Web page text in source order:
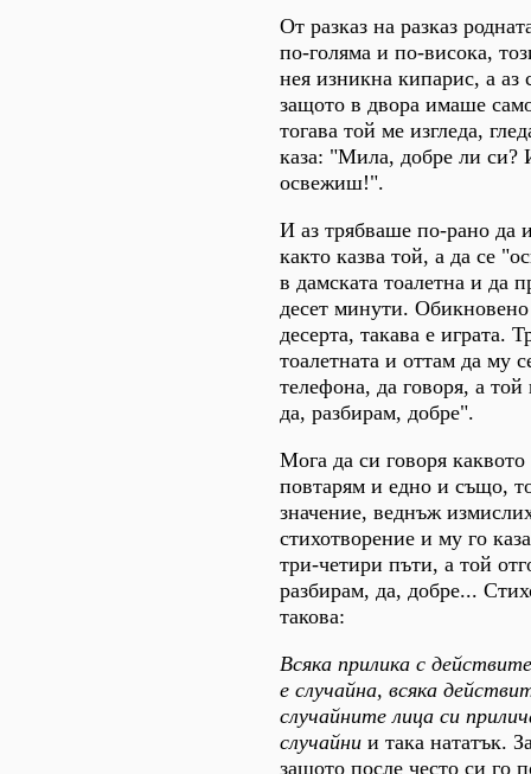
От разказ на разказ
по-голяма и по-висока,
нея изникна кипарис, а аз
защото в двора имаше
тогава той ме изгледа,
каза: "Мила, добре ли си?
освежиш!".
И аз трябваше по-рано да
както казва той, а да се
в дамската тоалетна и да
десет минути. Обикновено
десерта, такава е играта.
тоалетната и оттам да му
телефона, да говоря, а
да, разбирам, добре".
Мога да си говоря
повтарям и едно и също,
значение, веднъж
стихотворение и му го
три-четири пъти, а той
разбирам, да, добре...
такова:
Всяка прилика с
е случайна, всяка
случайните лица си
случайни и така нататък.
защото после често си го